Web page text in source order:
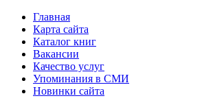
Главная
Карта сайта
Каталог книг
Вакансии
Качество услуг
Упоминания в СМИ
Новинки сайта